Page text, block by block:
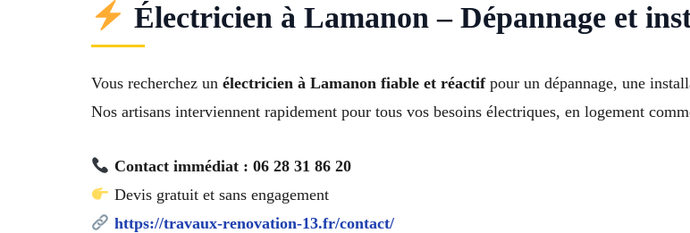
Électricien à Lamanon – Dépannage et
Vous recherchez un électricien à Lamanon fiable et réactifpour un dépannage, une
Nos artisans interviennent rapidement pour tous vos besoins électriques, en logement
Contact immédiat : 06 28 31 86 20
Devis gratuit et sans engagement
https://travaux-renovation-13.fr/contact/